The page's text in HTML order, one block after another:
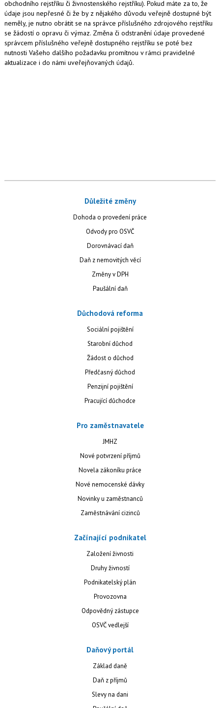
obchodního rejstříku či živnostenského rejstříku). Pokud máte za to, že
údaje jsou nepřesné či že by z nějakého důvodu veřejně dostupné být
neměly, je nutno obrátit se na správce příslušného zdrojového rejstříku
se žádostí o opravu či výmaz. Změna či odstranění údaje provedené
správcem příslušného veřejně dostupného rejstříku se poté bez
nutnosti Vašeho dalšího požadavku promítnou v rámci pravidelné
aktualizace i do námi uveřejňovaných údajů.
Důležité změny
Dohoda o provedení práce
Odvody pro OSVČ
Dorovnávací daň
Daň z nemovitých věcí
Změny v DPH
Paušální daň
Důchodová reforma
Sociální pojištění
Starobní důchod
Žádost o důchod
Předčasný důchod
Penzijní pojištění
Pracující důchodce
Pro zaměstnavatele
JMHZ
Nové potvrzení příjmů
Novela zákoníku práce
Nové nemocenské dávky
Novinky u zaměstnanců
Zaměstnávání cizinců
Začínající podnikatel
Založení živnosti
Druhy živností
Podnikatelský plán
Provozovna
Odpovědný zástupce
OSVČ vedlejší
Daňový portál
Základ daně
Daň z příjmů
Slevy na dani